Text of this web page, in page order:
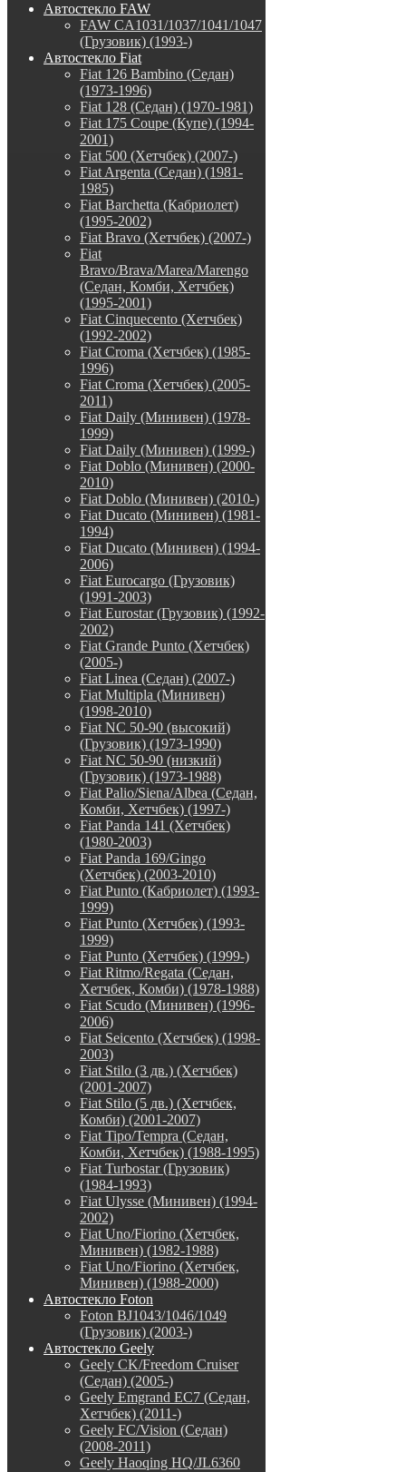
Автостекло FAW
FAW CA1031/1037/1041/1047
(Грузовик) (1993-)
Автостекло Fiat
Fiat 126 Bambino (Седан)
(1973-1996)
Fiat 128 (Седан) (1970-1981)
Fiat 175 Coupe (Купе) (1994-
2001)
Fiat 500 (Хетчбек) (2007-)
Fiat Argenta (Седан) (1981-
1985)
Fiat Barchetta (Кабриолет)
(1995-2002)
Fiat Bravo (Хетчбек) (2007-)
Fiat
Bravo/Brava/Marea/Marengo
(Седан, Комби, Хетчбек)
(1995-2001)
Fiat Cinquecento (Хетчбек)
(1992-2002)
Fiat Croma (Хетчбек) (1985-
1996)
Fiat Croma (Хетчбек) (2005-
2011)
Fiat Daily (Минивен) (1978-
1999)
Fiat Daily (Минивен) (1999-)
Fiat Doblo (Минивен) (2000-
2010)
Fiat Doblo (Минивен) (2010-)
Fiat Ducato (Минивен) (1981-
1994)
Fiat Ducato (Минивен) (1994-
2006)
Fiat Eurocargo (Грузовик)
(1991-2003)
Fiat Eurostar (Грузовик) (1992-
2002)
Fiat Grande Punto (Хетчбек)
(2005-)
Fiat Linea (Седан) (2007-)
Fiat Multipla (Минивен)
(1998-2010)
Fiat NC 50-90 (высокий)
(Грузовик) (1973-1990)
Fiat NC 50-90 (низкий)
(Грузовик) (1973-1988)
Fiat Palio/Siena/Albea (Седан,
Комби, Хетчбек) (1997-)
Fiat Panda 141 (Хетчбек)
(1980-2003)
Fiat Panda 169/Gingo
(Хетчбек) (2003-2010)
Fiat Punto (Кабриолет) (1993-
1999)
Fiat Punto (Хетчбек) (1993-
1999)
Fiat Punto (Хетчбек) (1999-)
Fiat Ritmo/Regata (Седан,
Хетчбек, Комби) (1978-1988)
Fiat Scudo (Минивен) (1996-
2006)
Fiat Seicento (Хетчбек) (1998-
2003)
Fiat Stilo (3 дв.) (Хетчбек)
(2001-2007)
Fiat Stilo (5 дв.) (Хетчбек,
Комби) (2001-2007)
Fiat Tipo/Tempra (Седан,
Комби, Хетчбек) (1988-1995)
Fiat Turbostar (Грузовик)
(1984-1993)
Fiat Ulysse (Минивен) (1994-
2002)
Fiat Uno/Fiorino (Хетчбек,
Минивен) (1982-1988)
Fiat Uno/Fiorino (Хетчбек,
Минивен) (1988-2000)
Автостекло Foton
Foton BJ1043/1046/1049
(Грузовик) (2003-)
Автостекло Geely
Geely CK/Freedom Cruiser
(Седан) (2005-)
Geely Emgrand EC7 (Седан,
Хетчбек) (2011-)
Geely FC/Vision (Седан)
(2008-2011)
Geely Haoqing HQ/JL6360